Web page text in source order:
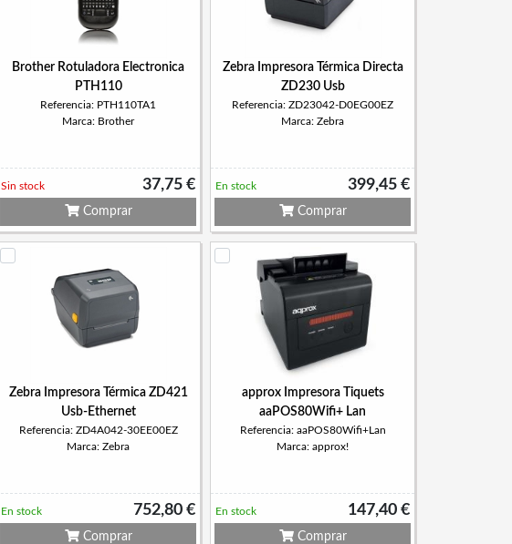
Brother Rotuladora Electronica
PTH110
Referencia: PTH110TA1
Marca: Brother
37,75 €
Sin stock
Comprar
Zebra Impresora Térmica Directa
ZD230 Usb
Referencia: ZD23042-D0EG00EZ
Marca: Zebra
399,45 €
En stock
Comprar
Zebra Impresora Térmica ZD421
Usb-Ethernet
Referencia: ZD4A042-30EE00EZ
Marca: Zebra
752,80 €
En stock
Comprar
approx Impresora Tiquets
aaPOS80Wifi+ Lan
Referencia: aaPOS80Wifi+Lan
Marca: approx!
147,40 €
En stock
Comprar